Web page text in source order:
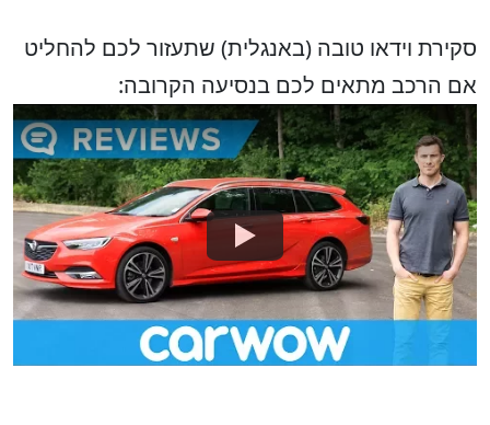
סקירת וידאו טובה (באנגלית) שתעזור לכם להחליט
אם הרכב מתאים לכם בנסיעה הקרובה: